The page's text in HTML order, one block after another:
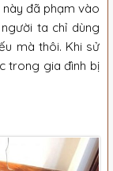
đã phạm vào
ta chỉ dùng
mà thôi. Khi sử
trong gia đình bị